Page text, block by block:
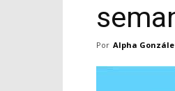
Por Alpha